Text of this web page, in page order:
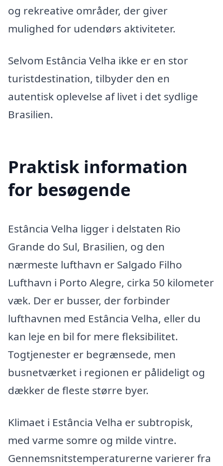
og rekreative områder, der giver
mulighed for udendørs aktiviteter.
Selvom Estância Velha ikke er en stor
turistdestination, tilbyder den en
autentisk oplevelse af livet i det sydlige
Brasilien.
Praktisk information
for besøgende
Estância Velha ligger i delstaten Rio
Grande do Sul, Brasilien, og den
nærmeste lufthavn er Salgado Filho
Lufthavn i Porto Alegre, cirka 50 kilometer
væk. Der er busser, der forbinder
lufthavnen med Estância Velha, eller du
kan leje en bil for mere fleksibilitet.
Togtjenester er begrænsede, men
busnetværket i regionen er pålideligt og
dækker de fleste større byer.
Klimaet i Estância Velha er subtropisk,
med varme somre og milde vintre.
Gennemsnitstemperaturerne varierer fra